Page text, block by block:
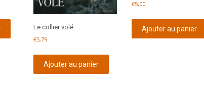
Le collier volé
€5,79
Ajouter au panier
€5,00
Ajouter au panier